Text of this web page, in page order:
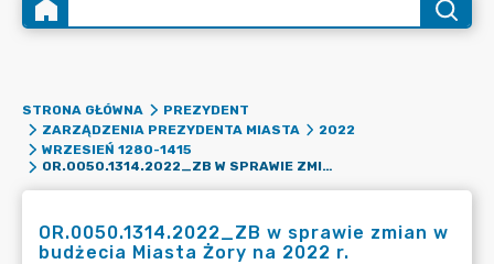
STRONA GŁÓWNA
PREZYDENT
ZARZĄDZENIA PREZYDENTA MIASTA
2022
WRZESIEŃ 1280-1415
OR.0050.1314.2022_ZB W SPRAWIE ZMIAN W BUDŻECIA MIASTA ŻORY NA 2022 R.
OR.0050.1314.2022_ZB w sprawie zmian w
budżecia Miasta Żory na 2022 r.